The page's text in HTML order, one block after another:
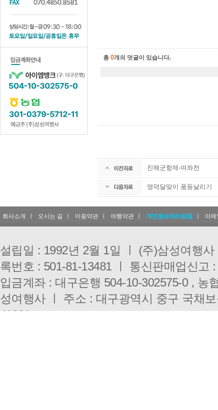
총 0개의 덧글이 있습니다.
진해군항제-여좌천
영덕달맞이 풍등날리기
회사소개 오시는 길 이용약관 여행약관 개인정보처리방침 이
설립일 : 1992년 2월 1일 ㅣ (주)삼성여행
록번호 : 501-81-13481 ㅣ 통신판매업신고
입금계좌 : 대구은행 504-10-302575-0 , 농
성여행사 ㅣ 주소 : 대구광역시 중구 국채
41921